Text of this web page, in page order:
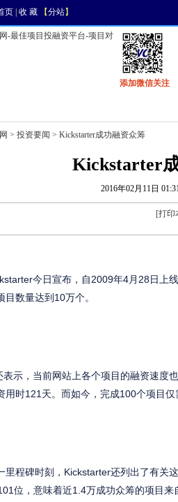
页 收 藏 【分站】
添加微信关注
> 投资要闻 > Kickstarter成功融资众筹
Kickstarter
2016年02月11日
[打印
今日宣布，自2009年4月28日上
目数量达到10万个。
表示，当前网站上各个项目的融资速度
用时121天。而如今，完成100个项目仅
里程碑时刻，Kickstarter还列出了有关
位，意味着近1.4万成功众筹的项目来